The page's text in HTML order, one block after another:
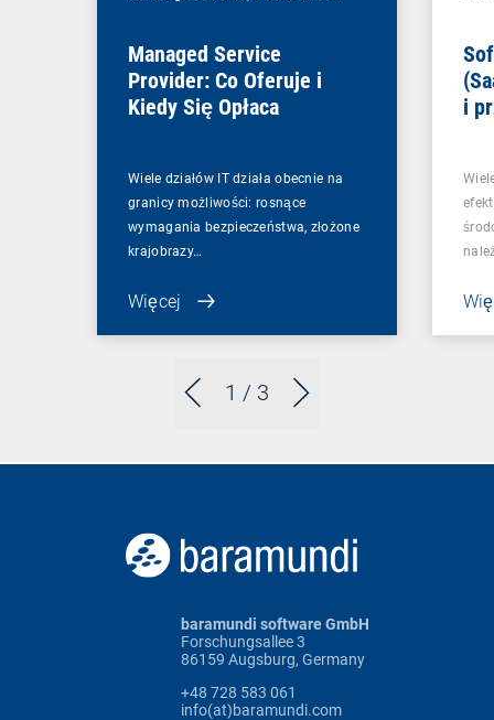
1 / 3
Managed Service
Provider: Co Oferuje i
Kiedy Się Opłaca
Wiele działów IT działa obecnie na
granicy możliwości: rosnące
wymagania bezpieczeństwa, złożone
krajobrazy…
Więcej
i
baramundi software GmbH
Forschungsallee 3
86159 Augsburg, Germany
+48 728 583 061
info(at)baramundi.com